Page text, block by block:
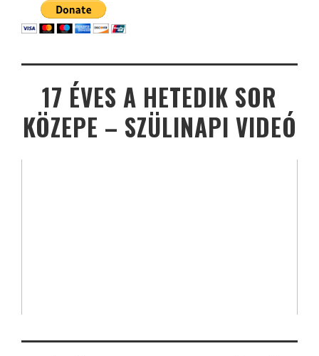
17 ÉVES A HETEDIK SOR
KÖZEPE – SZÜLINAPI VIDEÓ